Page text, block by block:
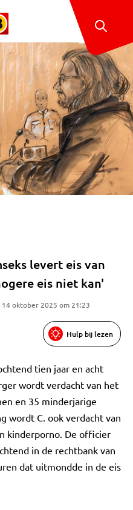
levert eis van
eis niet kan'
oktober 2025 om 21:23
Hulp bij lezen
tien jaar en acht
wordt verdacht van het
en 35 minderjarige
wordt C. ook verdacht van
kinderporno. De officier
in de rechtbank van
dat uitmondde in de eis